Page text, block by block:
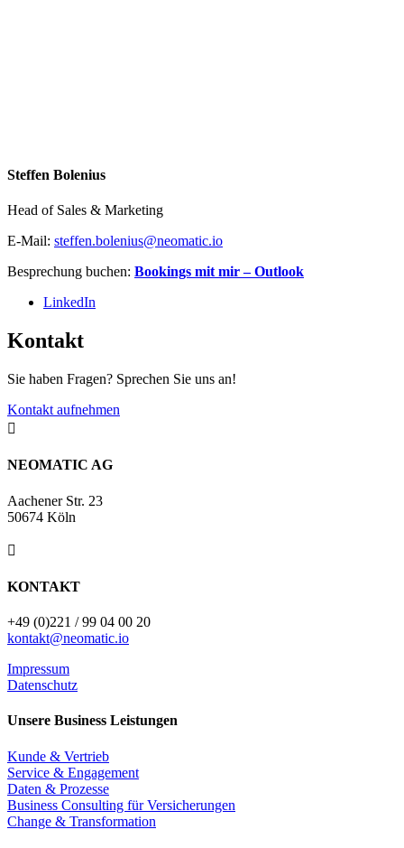
Steffen Bolenius
Head of Sales & Marketing
E-Mail: steffen.bolenius@neomatic.io
Besprechung buchen: Bookings mit mir – Outlook
LinkedIn
Kontakt
Sie haben Fragen? Sprechen Sie uns an!
Kontakt aufnehmen

NEOMATIC AG
Aachener Str. 23
50674 Köln

KONTAKT
+49 (0)221 / 99 04 00 20
kontakt@neomatic.io
Impressum
Datenschutz
Unsere Business Leistungen
Kunde & Vertrieb
Service & Engagement
Daten & Prozesse
Business Consulting für Versicherungen
Change & Transformation